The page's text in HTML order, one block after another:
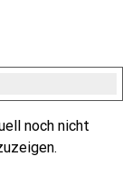
noch nicht